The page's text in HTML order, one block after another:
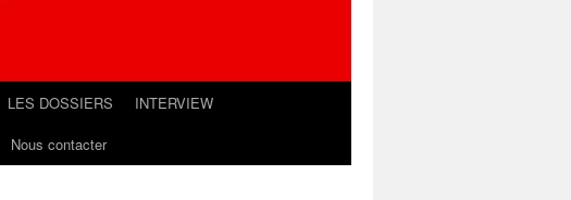
LES DOSSIERS
INTERVIEW
Nous contacter